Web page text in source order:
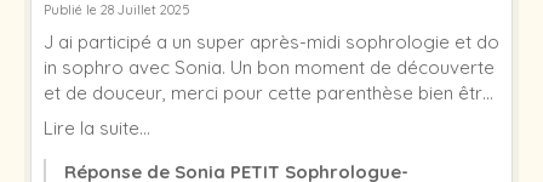
Publié le 28 Juillet 2025
J ai participé a un super après-midi sophrologie et do
in sophro avec Sonia. Un bon moment de découverte
et de douceur, merci pour cette parenthèse bien être
et à bientôt pour un massage japonais.
Lire la suite...
Réponse de Sonia PETIT Sophrologue-